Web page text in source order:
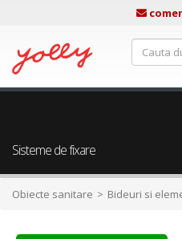
Sisteme de fixare
Obiecte sanitare Bideuri si